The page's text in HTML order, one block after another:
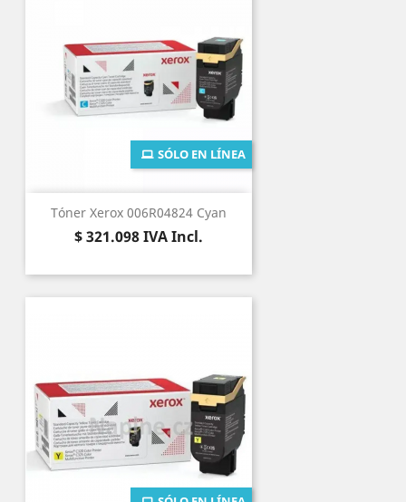
Tóner Xerox 006R04824 Cyan
Precio
$ 321.098IVA Incl.
SÓLO EN LÍNEA